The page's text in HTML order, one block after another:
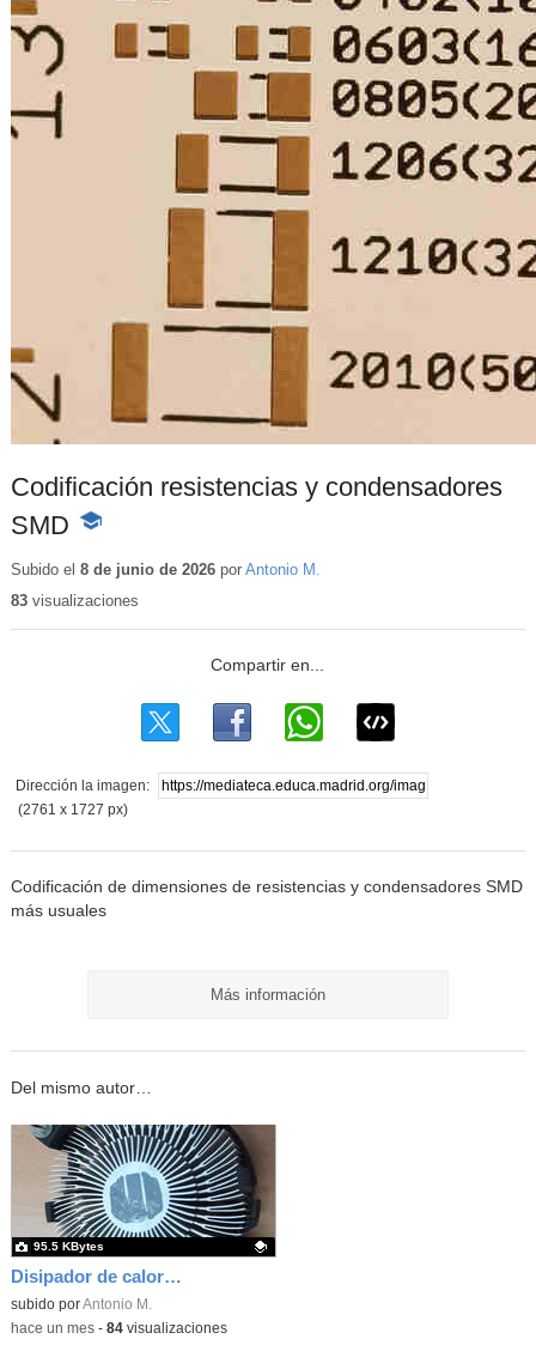
Codificación resistencias y condensadores
SMD
-
educativo
Subido el 8 de junio de 2026por Antonio M.
83visualizaciones
Dirección la imagen:
(2761 x 1727 px)
Codificación de dimensiones de resistencias y condensadores SMD
más usuales
Más información
Del mismo autor…
Disipador de calor para microprocesador i3, i5 e i7
Contenido educativo.
subido porAntonio M.
95.5 KBytes
-hace un mes- 84visualizaciones